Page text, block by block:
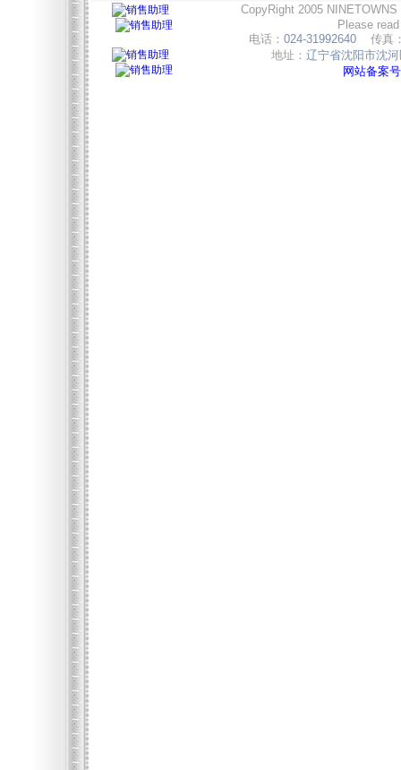
CopyRight 2005 NINETOWNS
Please
电话： 024-31992640 传真
地址： 辽宁省沈阳市沈
网站备案